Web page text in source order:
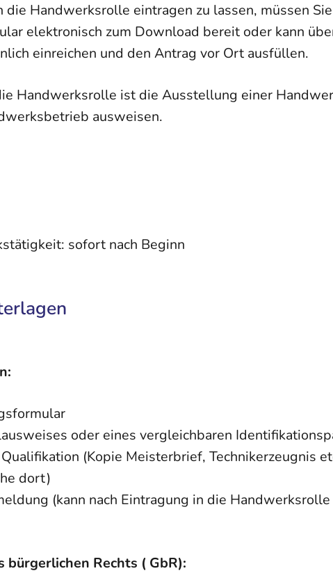
die Handwerksrolle eintragen zu lassen, müssen
elektronisch zum Download bereit oder kann
einreichen und den Antrag vor Ort ausfüllen.
Handwerksrolle ist die Ausstellung einer
ausweisen.
sofort nach Beginn
oder eines vergleichbaren
(Kopie Meisterbrief, Technikerzeugnis
dort)
(kann nach Eintragung in die
bürgerlichen Rechts ( GbR):